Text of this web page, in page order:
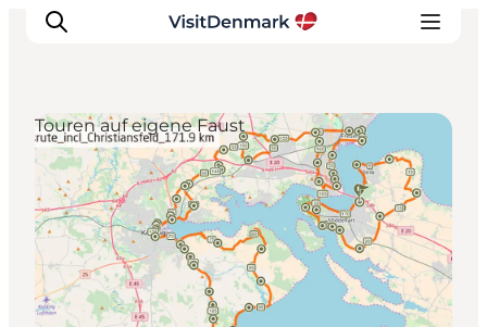
Inspiration
Regionen
Erlebnisse
Unterkünfte
Reiseplanung
Touren auf eigene Faust